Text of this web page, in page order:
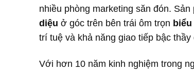
nhiều phòng marketing săn đón.
diệu ở góc trên bên trái ôm trọn
trí tuệ và khả năng giao tiếp bậc thầy
Với hơn 10 năm kinh nghiệm trong